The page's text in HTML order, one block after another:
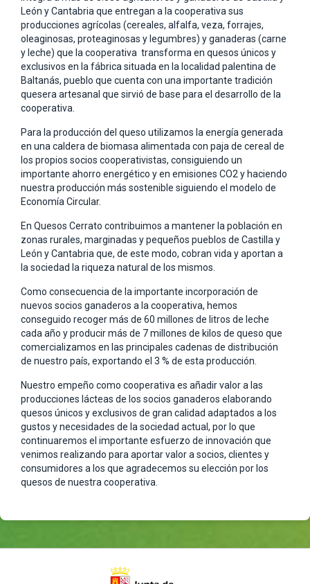
León y Cantabria que entregan a la cooperativa sus
producciones agrícolas (cereales, alfalfa, veza, forrajes,
oleaginosas, proteaginosas y legumbres) y ganaderas (carne
y leche) que la cooperativa transforma en quesos únicos y
exclusivos en la fábrica situada en la localidad palentina de
Baltanás, pueblo que cuenta con una importante tradición
quesera artesanal que sirvió de base para el desarrollo de la
cooperativa.
Para la producción del queso utilizamos la energía generada
en una caldera de biomasa alimentada con paja de cereal de
los propios socios cooperativistas, consiguiendo un
importante ahorro energético y en emisiones CO2 y haciendo
nuestra producción más sostenible siguiendo el modelo de
Economía Circular.
En Quesos Cerrato contribuimos a mantener la población en
zonas rurales, marginadas y pequeños pueblos de Castilla y
León y Cantabria que, de este modo, cobran vida y aportan a
la sociedad la riqueza natural de los mismos.
Como consecuencia de la importante incorporación de
nuevos socios ganaderos a la cooperativa, hemos
conseguido recoger más de 60 millones de litros de leche
cada año y producir más de 7 millones de kilos de queso que
comercializamos en las principales cadenas de distribución
de nuestro país, exportando el 3 % de esta producción.
Nuestro empeño como cooperativa es añadir valor a las
producciones lácteas de los socios ganaderos elaborando
quesos únicos y exclusivos de gran calidad adaptados a los
gustos y necesidades de la sociedad actual, por lo que
continuaremos el importante esfuerzo de innovación que
venimos realizando para aportar valor a socios, clientes y
consumidores a los que agradecemos su elección por los
quesos de nuestra cooperativa.